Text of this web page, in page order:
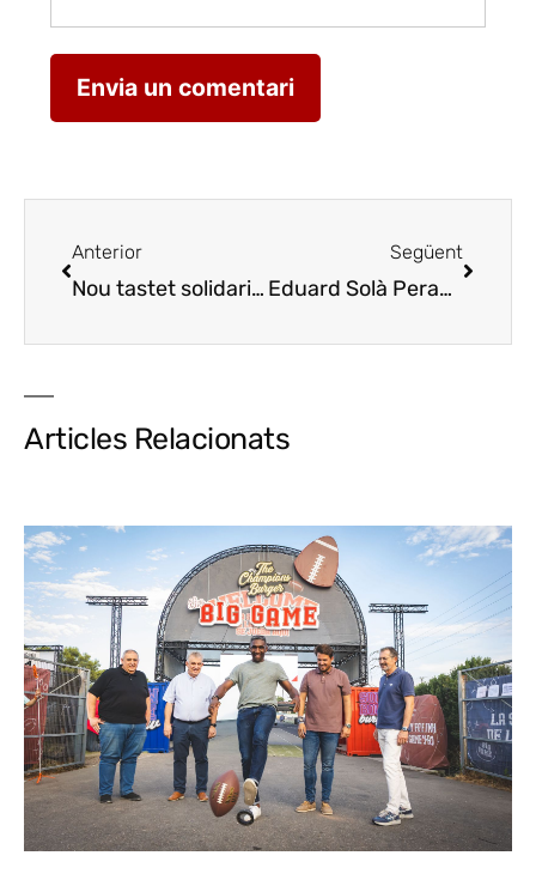
Anterior
Nou tastet solidari d’All Cuiners Nueva
Següent
Eduard Solà Peracaula, millor Sommelier de Catalunya
Articles Relacionats